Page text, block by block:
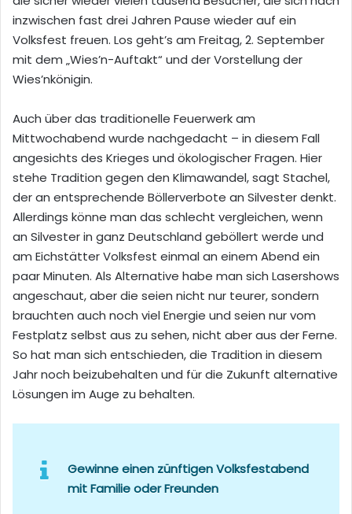
inzwischen fast drei Jahren Pause wieder auf ein
Volksfest freuen. Los geht’s am Freitag, 2. September
mit dem „Wies’n-Auftakt“ und der Vorstellung der
Wies’nkönigin.
Auch über das traditionelle Feuerwerk am
Mittwochabend wurde nachgedacht – in diesem Fall
angesichts des Krieges und ökologischer Fragen. Hier
stehe Tradition gegen den Klimawandel, sagt Stachel,
der an entsprechende Böllerverbote an Silvester denkt.
Allerdings könne man das schlecht vergleichen, wenn
an Silvester in ganz Deutschland geböllert werde und
am Eichstätter Volksfest einmal an einem Abend ein
paar Minuten. Als Alternative habe man sich Lasershows
angeschaut, aber die seien nicht nur teurer, sondern
brauchten auch noch viel Energie und seien nur vom
Festplatz selbst aus zu sehen, nicht aber aus der Ferne.
So hat man sich entschieden, die Tradition in diesem
Jahr noch beizubehalten und für die Zukunft alternative
Lösungen im Auge zu behalten.
Gewinne einen zünftigen Volksfestabend
mit Familie oder Freunden